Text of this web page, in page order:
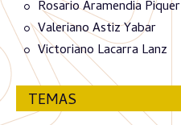
Rosario Aramendia Piquer
Valeriano Astiz Yabar
Victoriano Lacarra Lanz
TEMAS